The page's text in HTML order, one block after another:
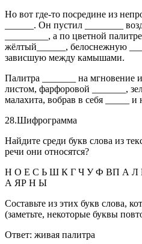
Но вот где-то посредине из
______. Он пустил ________
_________, а по цветной
жёлтый______, белоснежную
зависшую между камышами.
Палитра _______ на мгновение
листом, фарфоровой _______,
малахита, вобрав в себя _____
28.Шифрограмма
Найдите среди букв слова из
речи они относятся?
Н О Е С Ь Ш К Г Ч У Ф ВП А
А ЯР Н Ы
Составьте из этих букв слова,
(заметьте, некоторые буквы
Ответ: живая палитра